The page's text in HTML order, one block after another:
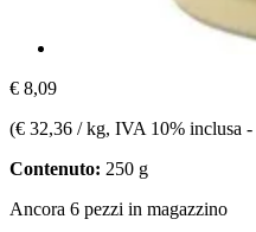
€ 8,09
(€ 32,36 / kg, IVA 10% inclusa -
Contenuto: 250 g
Ancora 6 pezzi in magazzino